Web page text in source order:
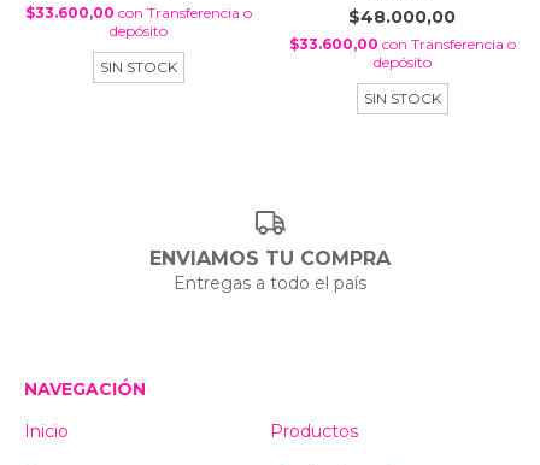
$33.600,00 con Transferencia o
depósito
SIN STOCK
$48.000,00
$33.600,00 con Transferencia o
depósito
SIN STOCK
ENVIAMOS TU COMPRA
Entregas a todo el país
NAVEGACIÓN
Inicio
Productos